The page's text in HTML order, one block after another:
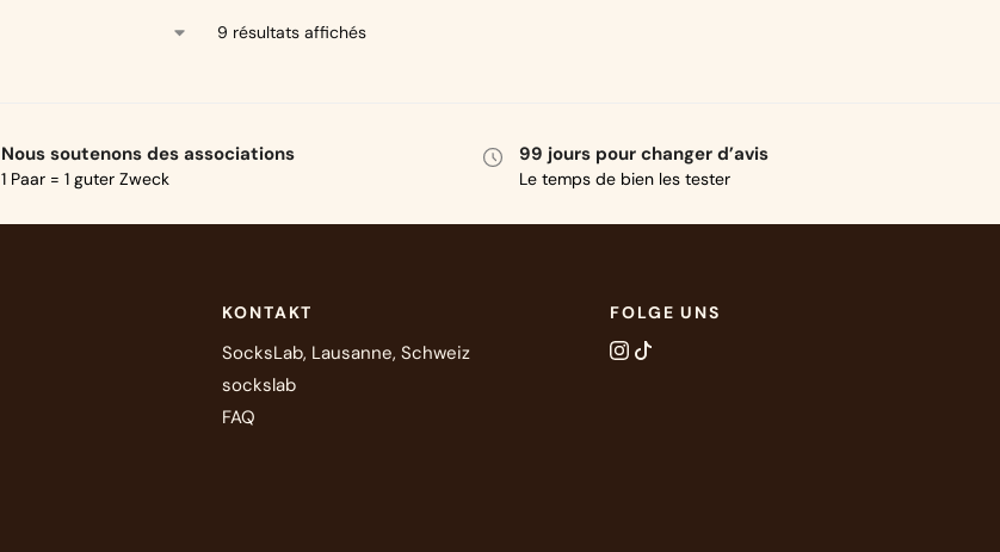
9 résultats affichés
Nous soutenons des associations
1 Paar = 1 guter Zweck
99 jours pour changer d’avis
Le temps de bien les tester
KONTAKT
SocksLab, Lausanne, Schweiz
sockslab
FAQ
FOLGE UNS